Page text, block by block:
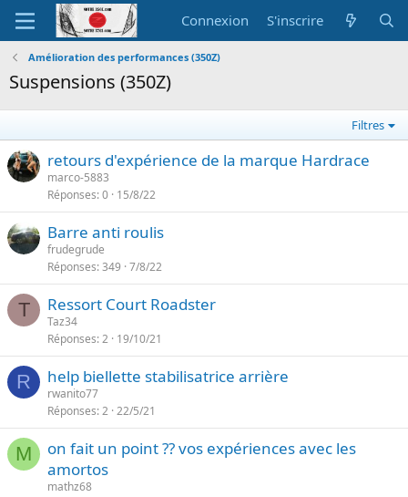
Connexion S'inscrire
Amélioration des performances (350Z)
Suspensions (350Z)
Filtres
retours d'expérience de la marque Hardrace
marco-5883
Réponses 0 15/8/22
Barre anti roulis
frudegrude
Réponses 349 7/8/22
T Ressort Court Roadster
Taz34
Réponses 2 19/10/21
R help biellette stabilisatrice arrière
rwanito77
Réponses 2 22/5/21
M
on fait un point ?? vos expériences avec les
amortos
mathz68